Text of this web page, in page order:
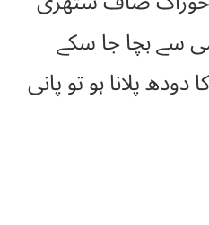
سے بچا جا سکے
پلانا ہو تو پانی